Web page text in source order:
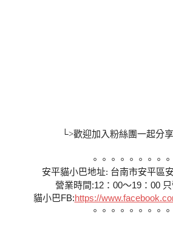
└>歡迎加入粉絲團一起分
。。。。。。。。。
安平貓小巴地址: 台南市安平區
營業時間:12：00～19：00
貓小巴FB:https://
。。。。。。。。。